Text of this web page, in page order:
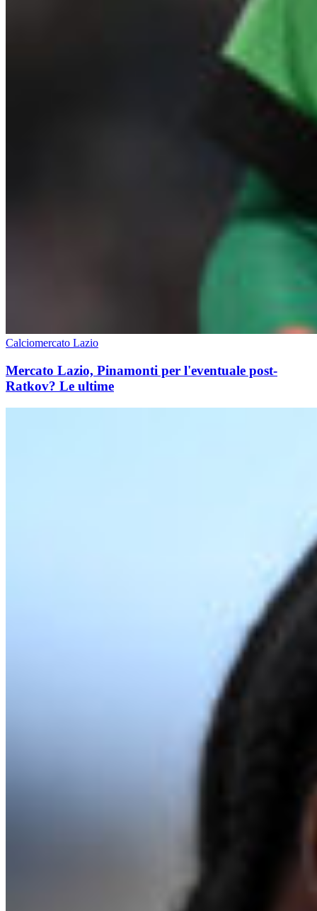
Calciomercato Lazio
Mercato Lazio, Pinamonti per l'eventuale post-
Ratkov? Le ultime